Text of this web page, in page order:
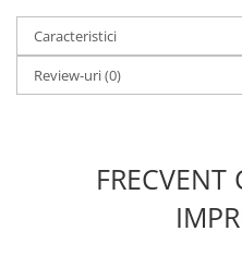
Caracteristici
Review-uri(0)
FRECVENT